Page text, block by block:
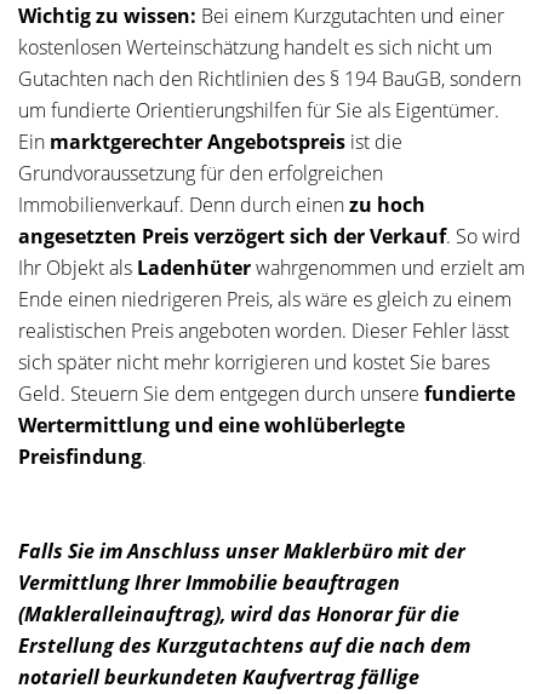
Wichtig zu wissen: Bei einem Kurzgutachten und einer
kostenlosen Werteinschätzung handelt es sich nicht um
Gutachten nach den Richtlinien des § 194 BauGB, sondern
um fundierte Orientierungshilfen für Sie als Eigentümer.
Ein marktgerechter Angebotspreis ist die
Grundvoraussetzung für den erfolgreichen
Immobilienverkauf. Denn durch einenzu hoch
angesetzten Preis verzögert sich der Verkauf. So wird
Ihr Objekt als Ladenhüterwahrgenommen und erzielt am
Ende einen niedrigeren Preis, als wäre es gleich zu einem
realistischen Preis angeboten worden. Dieser Fehler lässt
sich später nicht mehr korrigieren und kostet Sie bares
Geld. Steuern Sie dem entgegen durch unsere fundierte
Wertermittlung und eine wohlüberlegte
Preisfindung.
Falls Sie im Anschluss unser Maklerbüro mit der
Vermittlung Ihrer Immobilie beauftragen
(Makleralleinauftrag), wird das Honorar für die
Erstellung des Kurzgutachtens auf die nach dem
notariell beurkundeten Kaufvertrag fällige